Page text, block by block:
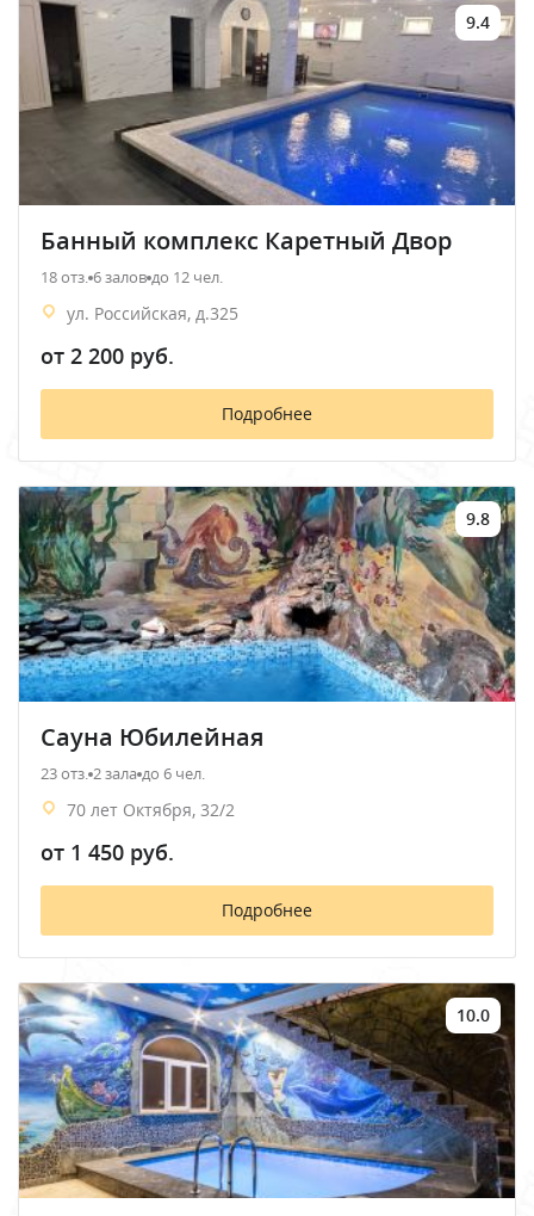
9.4
Банный комплекс Каретный Двор
18 отз. 6 залов до 12 чел.
ул. Российская, д.325
от 2 200 руб.
Подробнее
9.8
Сауна Юбилейная
23 отз. 2 зала до 6 чел.
70 лет Октября, 32/2
от 1 450 руб.
Подробнее
10.0